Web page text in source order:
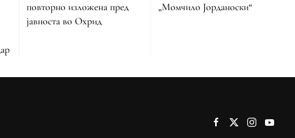
повторно изложена пред
јавноста во Охрид
„Момчило Јорданоски“